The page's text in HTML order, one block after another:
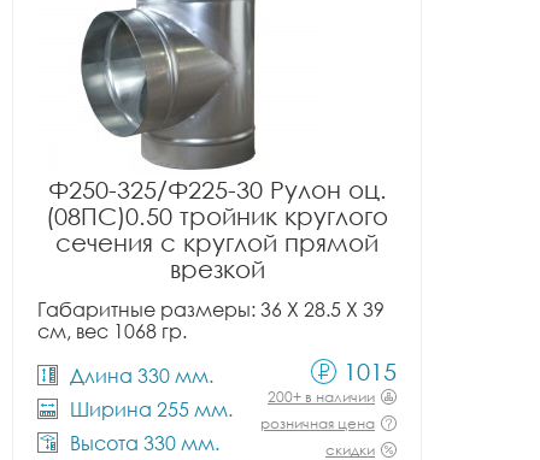
Ф250-325/Ф225-30 Рулон оц.
(08ПС)0.50 тройник круглого
сечения с круглой прямой
врезкой
Габаритные размеры: 36 X 28.5 X 39
см, вес 1068 гр.
Длина 330 мм.
Ширина 255 мм.
Высота 330 мм.
1015
200+ в наличии
розничная цена
скидки